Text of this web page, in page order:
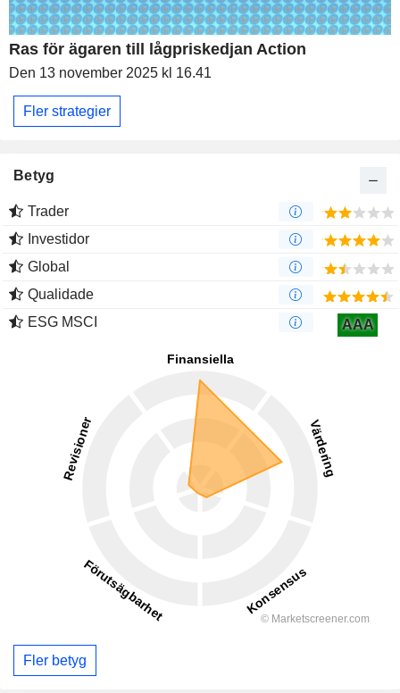
Ras för ägaren till lågpriskedjan Action
Den 13 november 2025 kl 16.41
Fler strategier
Betyg
Trader
Investidor
Global
Qualidade
ESG MSCI
AAA
Fler betyg